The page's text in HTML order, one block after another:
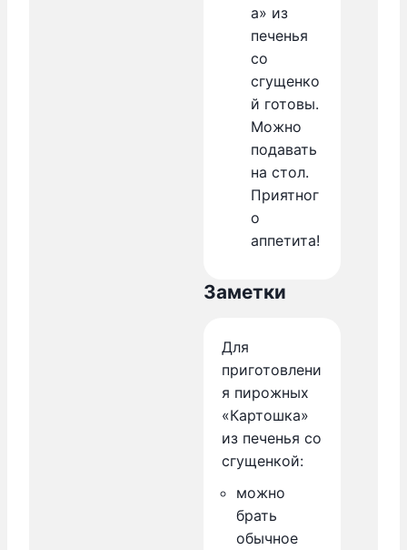
а» из
печенья
со
сгущенко
й готовы.
Можно
подавать
на стол.
Приятног
о
аппетита!
Заметки
Для
приготовлени
я пирожных
«Картошка»
из печенья со
сгущенкой:
можно
брать
обычное